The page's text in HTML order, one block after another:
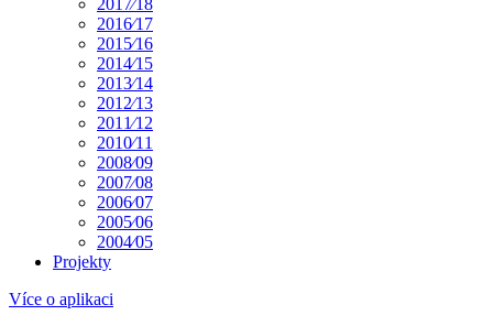
2017⁄18
2016⁄17
2015⁄16
2014⁄15
2013⁄14
2012⁄13
2011⁄12
2010⁄11
2008⁄09
2007⁄08
2006⁄07
2005⁄06
2004⁄05
Projekty
Více o aplikaci